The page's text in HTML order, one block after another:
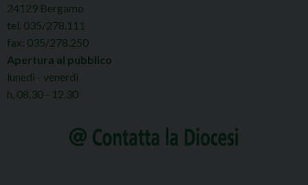
24129 Bergamo
tel. 035/278.111
fax: 035/278.250
Apertura al pubblico
lunedì - venerdì
h. 08.30 - 12.30